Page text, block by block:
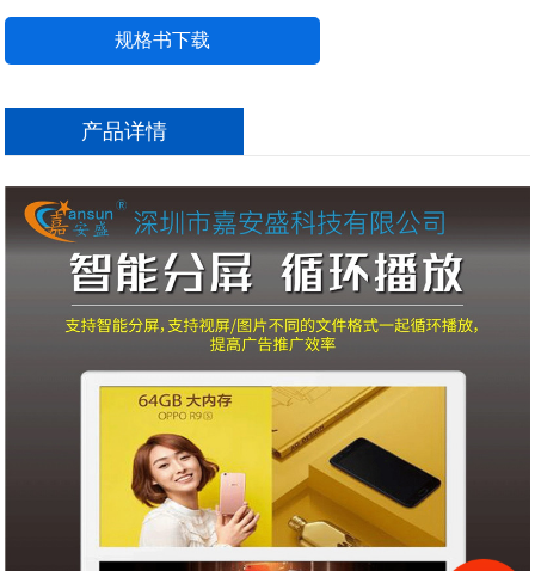
规格书下载
产品详情